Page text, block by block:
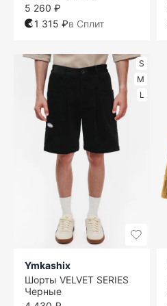
5 260 ₽
1 315 ₽в Сплит
S
M
L
Ymkashix
Шорты VELVET SERIES
Черные